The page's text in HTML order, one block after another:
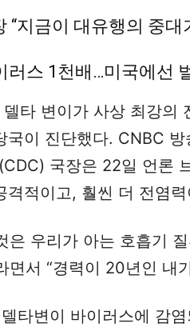
“지금이 대유행의 중대
러스 1천배…미국에선
델타 변이가 사상 최강의
국이 진단했다. CNBC
국장은 22일 언론
격적이고, 훨씬 더 전염
은 우리가 아는 호흡기
면서 “경력이 20년인 내
타변이 바이러스에 감